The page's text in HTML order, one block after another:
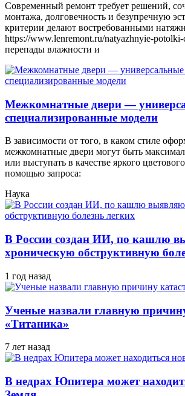
Современный ремонт требует решений,
монтажа, долговечность и безупречную
критерии делают востребованными
https://www.lenremont.ru/natyazhnyie-potolki-
перепады влажности и
Межкомнатные двери —
специализированные модели
В зависимости от того, в каком стиле
межкомнатные двери могут быть
или выступать в качестве яркого
помощью запроса:
Наука
В России создан ИИ, по кашлю
хроническую обструктивную
1 год назад
Ученые назвали главную
«Титаника»
7 лет назад
В недрах Юпитера может